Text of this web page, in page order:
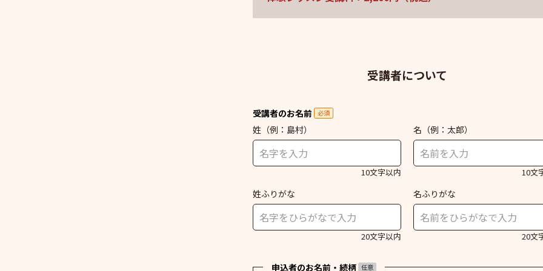
受講者について
受講者のお名前 必須
姓 （例：島村）
10文字以内
名 （例：太郎）
10文
姓ふりがな
20文字以内
名ふりがな
20文
申込者のお名前・続柄 任意